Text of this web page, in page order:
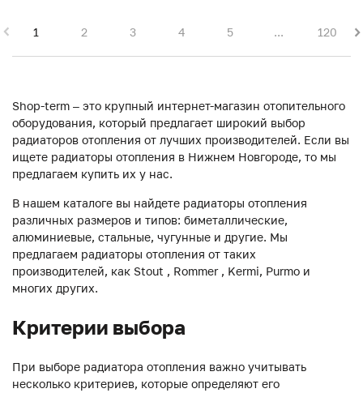
1 2 3 4 5 ... 120
Shop-term – это крупный интернет-магазин отопительного
оборудования, который предлагает широкий выбор
радиаторов отопления от лучших производителей. Если вы
ищете радиаторы отопления в Нижнем Новгороде, то мы
предлагаем купить их у нас.
В нашем каталоге вы найдете радиаторы отопления
различных размеров и типов: биметаллические,
алюминиевые, стальные, чугунные и другие. Мы
предлагаем радиаторы отопления от таких
производителей, как Stout , Rommer , Kermi, Purmo и
многих других.
Критерии выбора
При выборе радиатора отопления важно учитывать
несколько критериев, которые определяют его